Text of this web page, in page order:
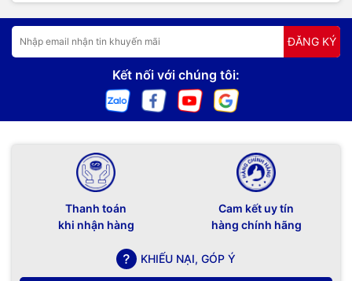
ĐĂNG KÝ
Kết nối với chúng tôi:
Thanh toán
khi nhận hàng
Cam kết uy tín
hàng chính hãng
KHIẾU NẠI, GÓP Ý